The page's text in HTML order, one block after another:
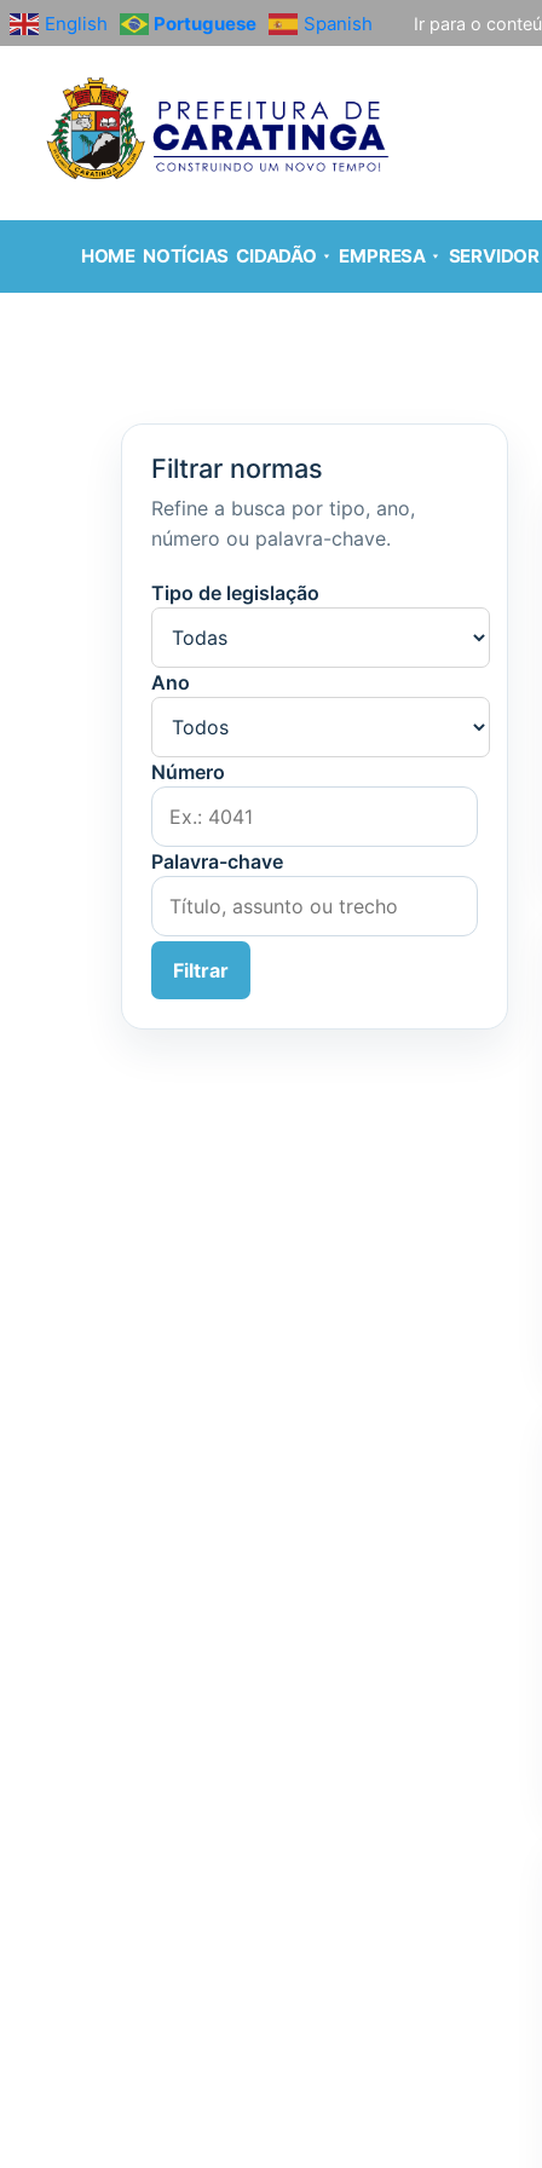
English Portuguese Spanish Ir para o
HOME NOTÍCIAS CIDADÃO EMPRESA SERVIDOR
Filtrar normas
Refine a busca por tipo, ano,
número ou palavra-chave.
Tipo de legislação
Ano
Número
Palavra-chave
Filtrar